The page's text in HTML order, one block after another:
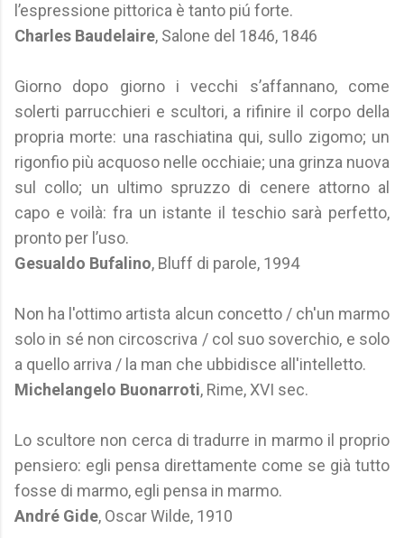
l’espressione pittorica è tanto piú forte.
Charles Baudelaire, Salone del 1846, 1846
Giorno dopo giorno i vecchi s’affannano, come
solerti parrucchieri e scultori, a rifinire il corpo della
propria morte: una raschiatina qui, sullo zigomo; un
rigonfio più acquoso nelle occhiaie; una grinza nuova
sul collo; un ultimo spruzzo di cenere attorno al
capo e voilà: fra un istante il teschio sarà perfetto,
pronto per l’uso.
Gesualdo Bufalino, Bluff di parole, 1994
Non ha l'ottimo artista alcun concetto / ch'un marmo
solo in sé non circoscriva / col suo soverchio, e solo
a quello arriva / la man che ubbidisce all'intelletto.
Michelangelo Buonarroti, Rime, XVI sec.
Lo scultore non cerca di tradurre in marmo il proprio
pensiero: egli pensa direttamente come se già tutto
fosse di marmo, egli pensa in marmo.
André Gide, Oscar Wilde, 1910